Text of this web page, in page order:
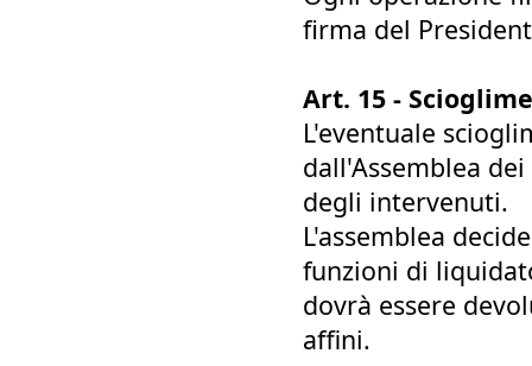
firma del
Art. 15 -
L'eventuale
dall'Assemblea
degli intervenuti.
L'assemblea
funzioni di
dovrà essere
affini.